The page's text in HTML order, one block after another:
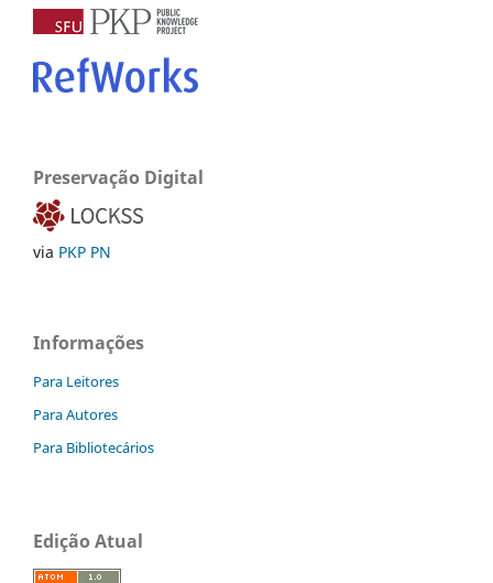
Preservação Digital
via PKP PN
Informações
Para Leitores
Para Autores
Para Bibliotecários
Edição Atual